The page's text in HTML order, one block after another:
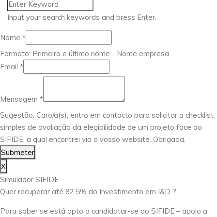
Input your search keywords and press Enter.
Nome *
Formato: Primeiro e último nome - Nome empresa
Mensagem
Email *
Mensagem *
Sugestão: Caro/a(s), entro em contacto para solicitar a checklist
simples de avaliação da elegibilidade de um projeto face ao
SIFIDE, a qual encontrei via o vosso website. Obrigada.
Submeter
X
Simulador SIFIDE
Quer recuperar até 82,5% do Investimento em I&D ?
Para saber se está apto a candidatar-se ao SIFIDE – apoio a